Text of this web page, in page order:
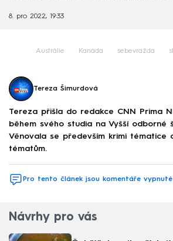
8. pro 2022, 19:33
Austrálie Kanada sebevražda
Tereza Šimurdová
Tereza přišla do redakce CNN Prima
během svého studia na Vyšší odborné
Věnovala se především krimi tématice
tématům.
Pro tento článek jsou komentáře vypnuté
Návrhy pro vás